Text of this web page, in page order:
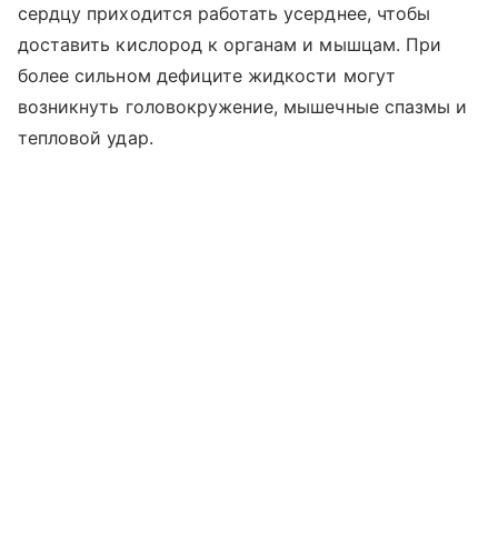
сердцу приходится работать усерднее, чтобы
доставить кислород к органам и мышцам. При
более сильном дефиците жидкости могут
возникнуть головокружение, мышечные спазмы и
тепловой удар.